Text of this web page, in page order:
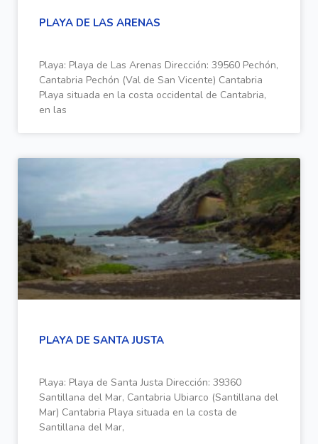
PLAYA DE LAS ARENAS
Playa: Playa de Las Arenas Dirección: 39560 Pechón,
Cantabria Pechón (Val de San Vicente) Cantabria
Playa situada en la costa occidental de Cantabria,
en las
PLAYA DE SANTA JUSTA
Playa: Playa de Santa Justa Dirección: 39360
Santillana del Mar, Cantabria Ubiarco (Santillana del
Mar) Cantabria Playa situada en la costa de
Santillana del Mar,